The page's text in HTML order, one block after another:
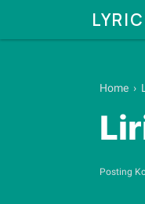
Home ›
Posting